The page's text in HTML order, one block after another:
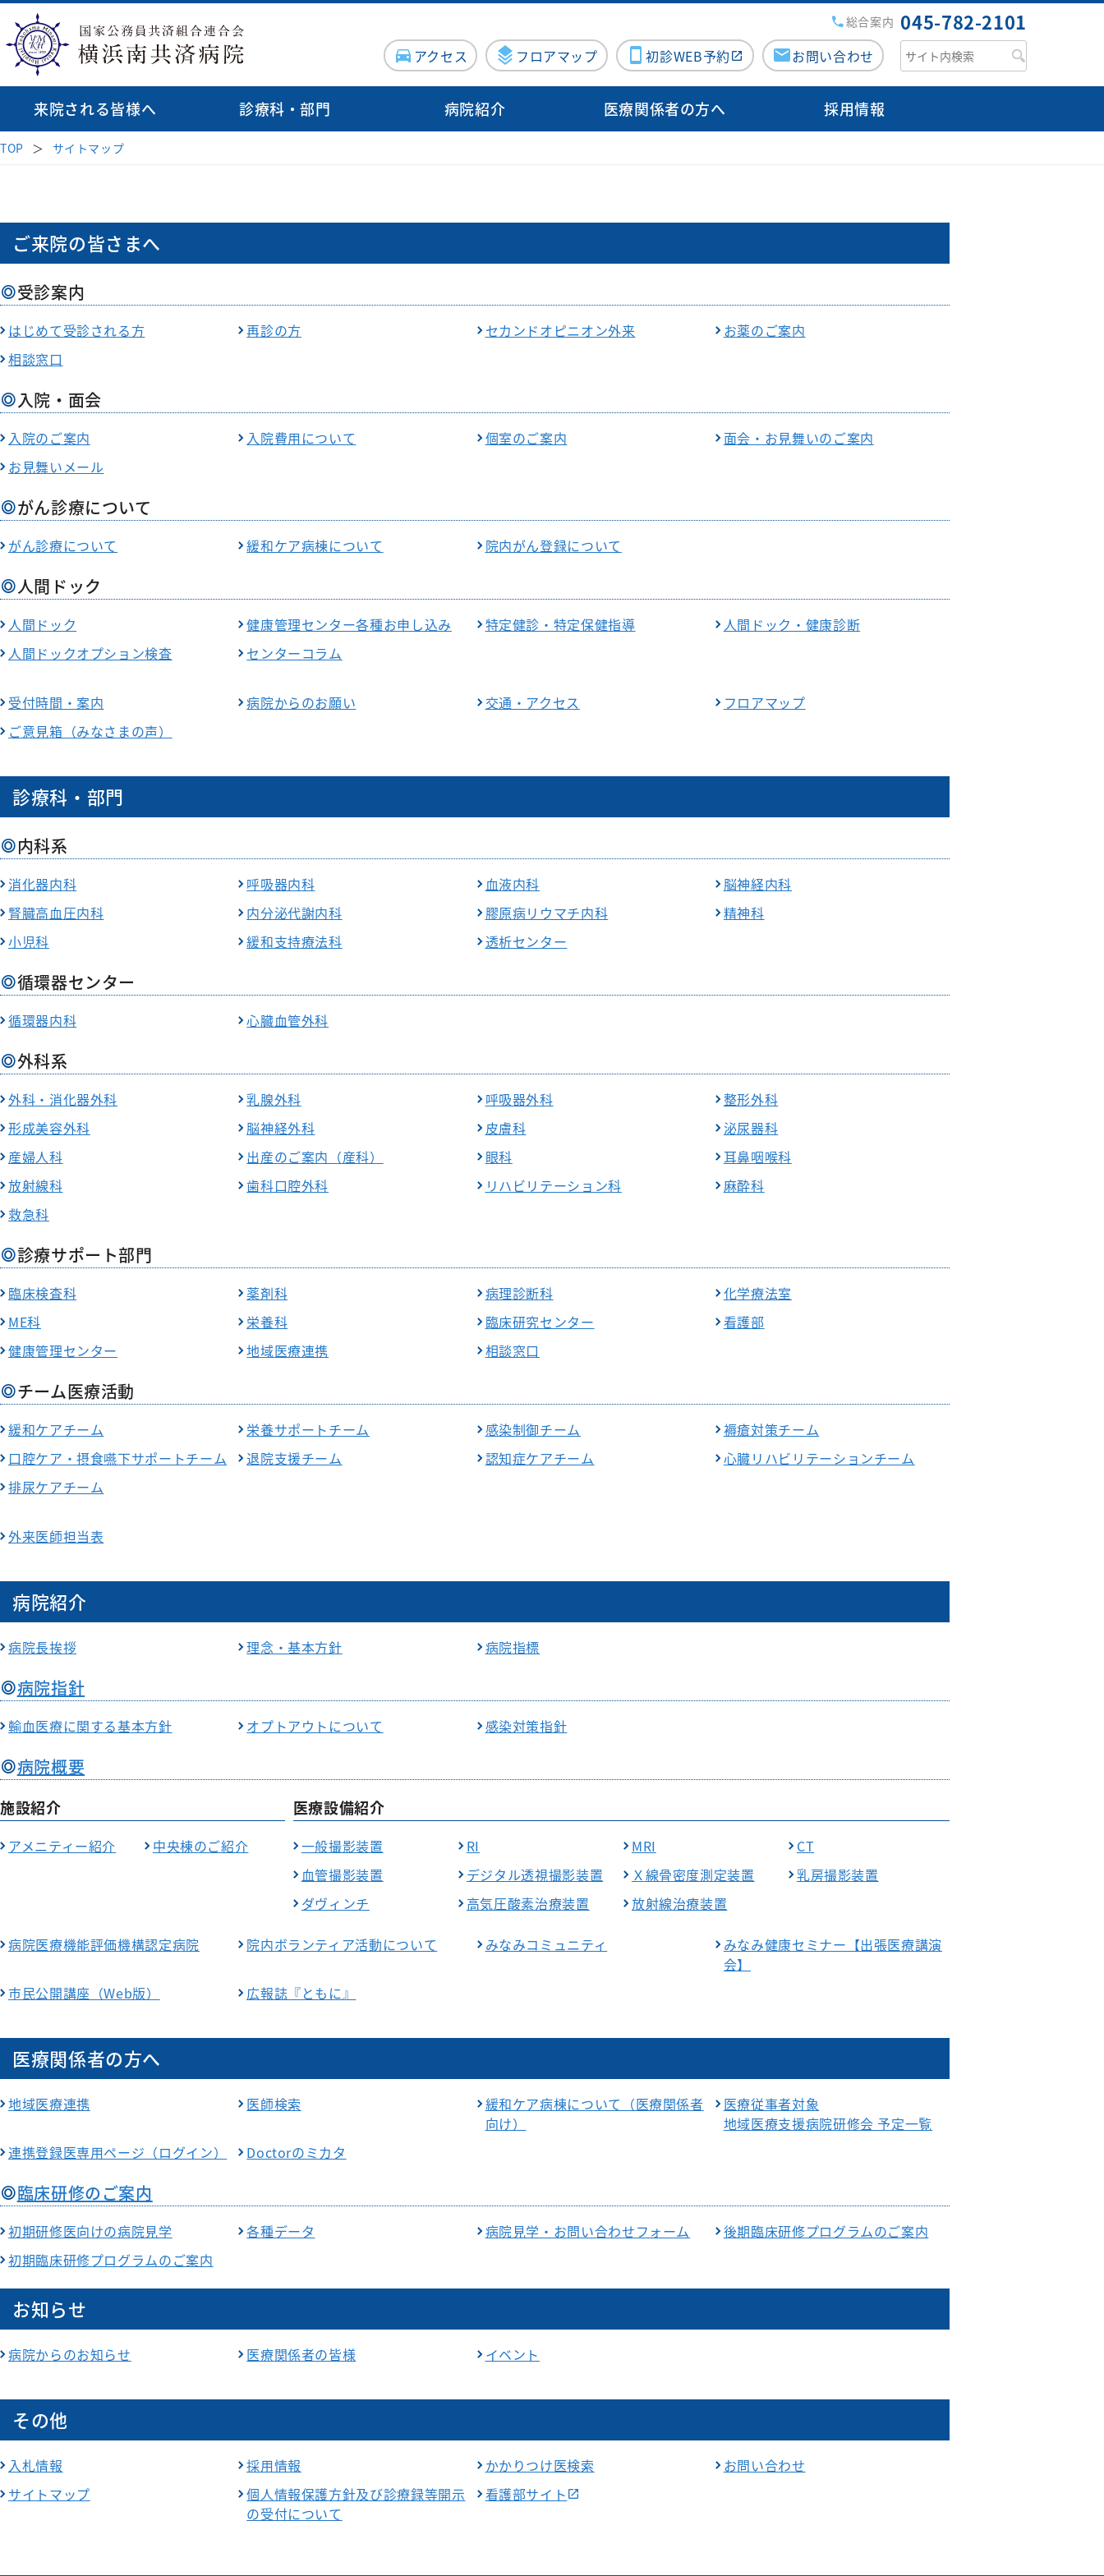
アクセス フロアマップ 初診WEB予約 お問い合わせ
総合案内 045-782-2101
来院される皆様へ
来院される皆様へ
受付時間・案内
セカンドオピニオン外来
相談窓口
個室のご案内
お見舞いメール
外来医師担当表
病院からのお願い
ご意見箱（みなさまの声）
診療科・部門
診療科・部門
血液内科
腎臓高血圧内科
内科
心臓血管外科
整形外科
形成美容外科
出産のご案内（産
歯科口腔外科
リハビリテーショ
救急科
病理診断科
ME科
ター
地域医療連携
感染制御チーム
口腔ケア・摂食嚥下サポートチ
認知症ケアチーム
心臓リハビリテーションチーム
病院紹介
病院指針
院内ボランティア活動について
広報誌『ともに』
医療関係者の方へ
医療関係者の方へ
緩和ケア病棟について（医療関係者向け）
各種データ
病院見学・お問い合わせフォーム
Doctorのミカタ『コラム』
採用情報
TOP サイトマップ
ご来院の皆さまへ
受診案内
はじめて受診される方 再診の方 セカンドオピニオン外来
お薬のご案内
相談窓口
入院・面会
入院のご案内 入院費用について 個室のご案内
面会・お見舞いのご案内
お見舞いメール
がん診療について
がん診療について 緩和ケア病棟について 院内がん登録について
人間ドック
人間ドック 健康管理センター各種お申し込み 特定健診・特定保健指導
人間ドック・健康診断
人間ドックオプション検査
センターコラム
受付時間・案内 病院からのお願い 交通・アクセス
フロアマップ
ご意見箱（みなさまの声）
診療科・部門
内科系
消化器内科 呼吸器内科 血液内科
脳神経内科
腎臓高血圧内科
内分泌代謝内科 膠原病リウマチ内科
精神科
小児科
緩和支持療法科 透析センター
循環器センター
循環器内科 心臓血管外科
外科系
外科・消化器外科 乳腺外科 呼吸器外科
整形外科
形成美容外科
脳神経外科 皮膚科
泌尿器科
産婦人科
出産のご案内（産科） 眼科
耳鼻咽喉科
放射線科
歯科口腔外科 リハビリテーション科
麻酔科
救急科
診療サポート部門
臨床検査科 薬剤科 病理診断科
化学療法室
ME科
栄養科 臨床研究センター
看護部
健康管理センター
地域医療連携 相談窓口
チーム医療活動
緩和ケアチーム 栄養サポートチーム 感染制御チーム
褥瘡対策チーム
口腔ケア・摂食嚥下サポートチーム
退院支援チーム 認知症ケアチーム
心臓リハビリテーションチーム
排尿ケアチーム
外来医師担当表
病院紹介
病院長挨拶 理念・基本方針 病院指標
病院指針
輸血医療に関する基本方針 オプトアウトについて 感染対策指針
病院概要
施設紹介
アメニティー紹介 中央棟のご紹介
医療設備紹介
一般撮影装置 RI MRI
CT
血管撮影装置
デジタル透視撮影装置 Ｘ線骨密度測定装置
乳房撮影装置
ダヴィンチ
高気圧酸素治療装置 放射線治療装置
病院医療機能評価機構認定病院 院内ボランティア活動について みなみコミュニティ
みなみ健康セミナー【出張医療講演
会】
市民公開講座（Web版）
広報誌『ともに』
医療関係者の方へ
地域医療連携 医師検索
緩和ケア病棟について（医療関係者
向け）
医療従事者対象
地域医療支援病院研修会 予定一覧
連携登録医専用ページ（ログイン）
Doctorのミカタ
臨床研修のご案内
初期研修医向けの病院見学 各種データ 病院見学・お問い合わせフォーム
後期臨床研修プログラムのご案内
初期臨床研修プログラムのご案内
お知らせ
病院からのお知らせ 医療関係者の皆様 イベント
その他
入札情報 採用情報 かかりつけ医検索
お問い合わせ
サイトマップ
個人情報保護方針及び診療録等開示
の受付について
看護部サイト